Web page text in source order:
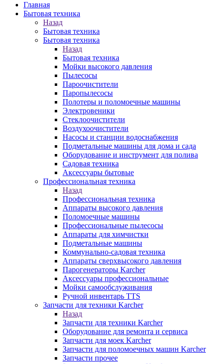
Главная
Бытовая техника
Назад
Бытовая техника
Бытовая техника
Назад
Бытовая техника
Мойки высокого давления
Пылесосы
Пароочистители
Паропылесосы
Полотеры и поломоечные машины
Электровеники
Стеклоочистители
Воздухоочистители
Насосы и станции водоснабжения
Подметальные машины для дома и сада
Оборудование и инструмент для полива
Садовая техника
Аксессуары бытовые
Профессиональная техника
Назад
Профессиональная техника
Аппараты высокого давления
Поломоечные машины
Профессиональные пылесосы
Аппараты для химчистки
Подметальные машины
Коммунально-садовая техника
Аппараты сверхвысокого давления
Парогенераторы Karcher
Аксессуары профессиональные
Мойки самообслуживания
Ручной инвентарь TTS
Запчасти для техники Karcher
Назад
Запчасти для техники Karcher
Оборудование для ремонта и сервиса
Запчасти для моек Karcher
Запчасти для поломоечных машин Karcher
Запчасти прочее